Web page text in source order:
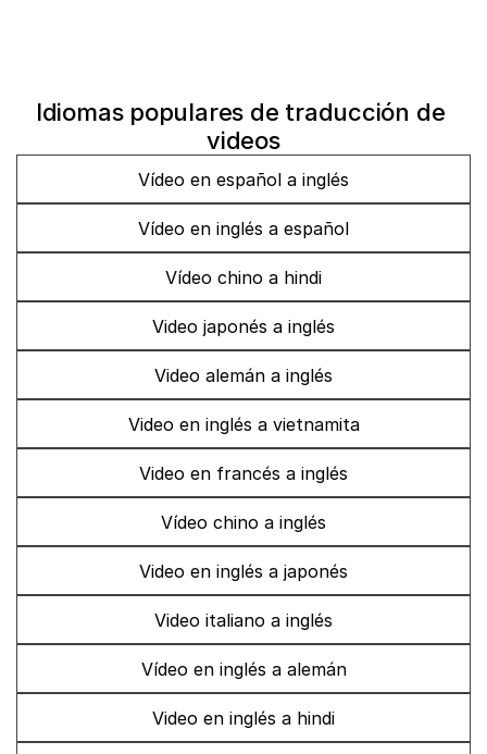
Idiomas populares de traducción de
videos
Vídeo en español a inglés
Vídeo en inglés a español
Vídeo chino a hindi
Video japonés a inglés
Video alemán a inglés
Video en inglés a vietnamita
Video en francés a inglés
Vídeo chino a inglés
Video en inglés a japonés
Video italiano a inglés
Vídeo en inglés a alemán
Video en inglés a hindi